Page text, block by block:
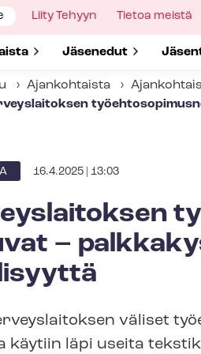
forShow submenu for
Jäsenedut Show
Show
Liity Tehyyn
Show
Tietoa meistä
Ajankohtaista
16.4.2025 | 13:03
–
väliset
käytiin läpi useita